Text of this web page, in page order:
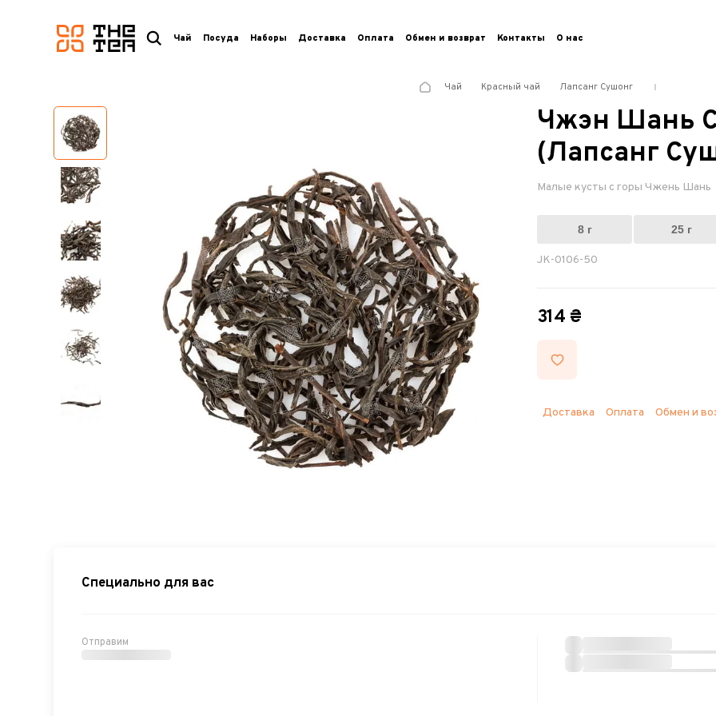
логотип
Чай Посуда Наборы Доставка Оплата Обмен и возврат Контакты О нас
Чай Красный чай Лапсанг Сушонг
Чжэн Шань
(Лапсанг
Малые кусты с горы Чжень Шань
8 г 25 г
JK-0106-50
314 ₴
Доставка Оплата Обмен и
Специально для вас
Отправим